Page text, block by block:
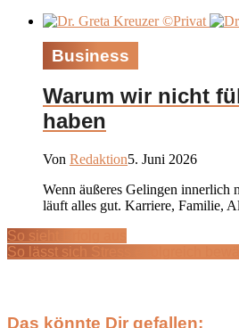
Business
Warum wir nicht
haben
Von Redaktion5. Juni 2026
Wenn äußeres Gelingen innerlich
läuft alles gut. Karriere, Familie,
So sieht Erfolg aus
So lässt sich Stress erfolgreich
Das könnte Dir gefallen: